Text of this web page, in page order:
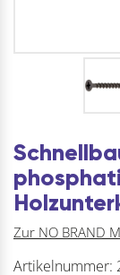
Zur NO BRAND
Artikelnummer: